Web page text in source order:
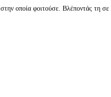
οποία φοιτούσε. Βλέποντάς τη σε